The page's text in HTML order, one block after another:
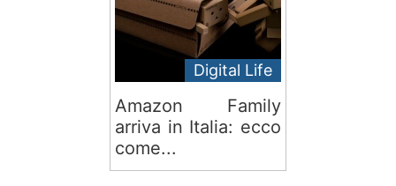
Digital Life
Amazon Family
arriva in Italia: ecco
come...